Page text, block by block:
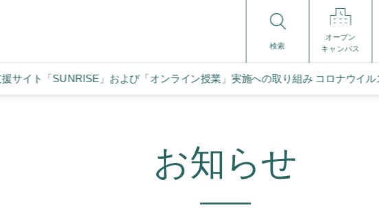
検索
オープン
キャンパス
サイト「SUNRISE」および「オンライン授業」実施への取り組み コロナウイ
お知らせ